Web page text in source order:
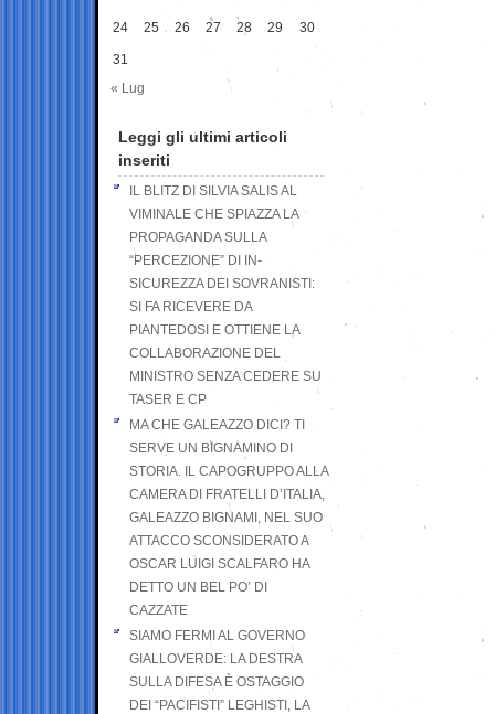
24 25 26 27 28 29 30
31
« Lug
Leggi gli ultimi articoli
inseriti
IL BLITZ DI SILVIA SALIS AL
VIMINALE CHE SPIAZZA LA
PROPAGANDA SULLA
“PERCEZIONE” DI IN-
SICUREZZA DEI SOVRANISTI:
SI FA RICEVERE DA
PIANTEDOSI E OTTIENE LA
COLLABORAZIONE DEL
MINISTRO SENZA CEDERE SU
TASER E CP
MA CHE GALEAZZO DICI? TI
SERVE UN BIGNAMINO DI
STORIA. IL CAPOGRUPPO ALLA
CAMERA DI FRATELLI D’ITALIA,
GALEAZZO BIGNAMI, NEL SUO
ATTACCO SCONSIDERATO A
OSCAR LUIGI SCALFARO HA
DETTO UN BEL PO’ DI
CAZZATE
SIAMO FERMI AL GOVERNO
GIALLOVERDE: LA DESTRA
SULLA DIFESA È OSTAGGIO
DEI “PACIFISTI” LEGHISTI, LA